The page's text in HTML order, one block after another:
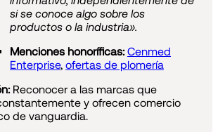
si se conoce algo sobre los
productos o la industria».
Menciones honoríficas: Cenmed
Enterprise, ofertas de plomería
Reconocer a las marcas que
y ofrecen comercio
de vanguardia.